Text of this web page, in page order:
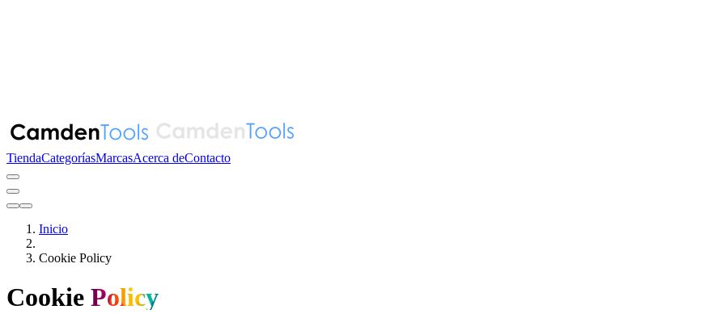
TiendaCategoríasMarcasAcerca deContacto
Inicio
Cookie Policy
Cookie Policy